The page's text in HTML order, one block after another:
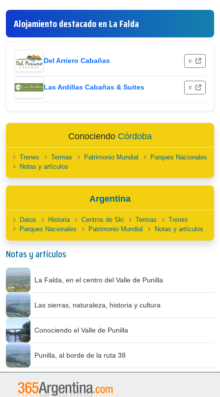
Alojamiento destacado en La Falda
Del Arriero Cabañas ir
Las Ardillas Cabañas & Suites ir
Conociendo Córdoba
Trenes Termas Patrimonio Mundial
Parques Nacionales
Notas y artículos
Argentina
Datos Historia Centros de Ski Termas
Trenes
Parques Nacionales
Patrimonio Mundial Notas y artículos
Notas y artículos
La Falda, en el centro del Valle de Punilla
Las sierras, naturaleza, historia y cultura
Conociendo el Valle de Punilla
Punilla, al borde de la ruta 38